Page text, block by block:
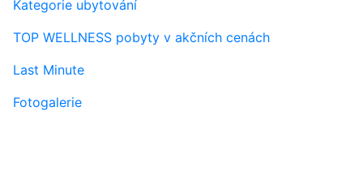
Kategorie ubytování
TOP WELLNESS pobyty v akčních cenách
Last Minute
Fotogalerie